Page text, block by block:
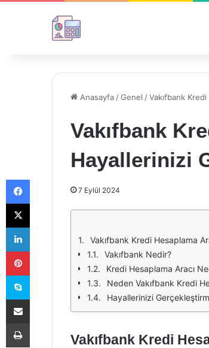
Anasayfa /Genel /Vakıfbank
Vakıfbank
Hayallerinizi
7 Eylül 2024
Vakıfbank Kredi Hesaplama
Vakıfbank Nedir?
Kredi Hesaplama Aracı
Neden Vakıfbank Kredi
Hayallerinizi
Vakıfbank Kredi
Facebook
X
LinkedIn
Pinterest
Skype
E-Posta ile paylaş